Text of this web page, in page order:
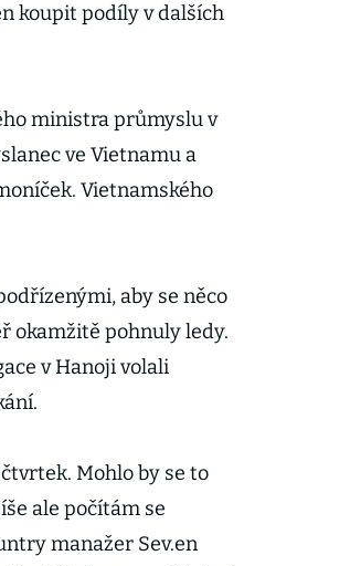
koupit podíly v dalších
ministra průmyslu v
ve Vietnamu a
Vietnamského
aby se něco
okamžitě pohnuly ledy.
v Hanoji volali
Mohlo by se to
ale počítám se
manažer Sev.en